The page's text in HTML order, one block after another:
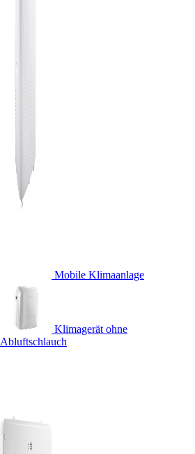
Mobile Klimaanlage
Klimagerät ohne
Abluftschlauch